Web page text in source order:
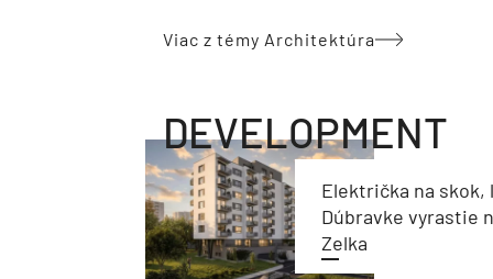
Viac z témy Architektúra
DEVELOPMENT
Električka na skok,
Dúbravke vyrastie
Zelka